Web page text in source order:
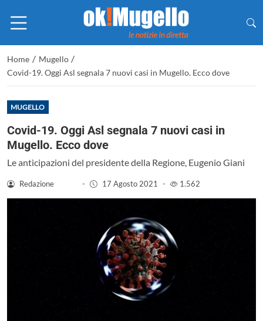
Home / Mugello /
Covid-19. Oggi Asl segnala 7 nuovi casi in Mugello. Ecco dove
MUGELLO
Covid-19. Oggi Asl segnala 7 nuovi casi in
Mugello. Ecco dove
Le anticipazioni del presidente della Regione, Eugenio Giani
Redazione - 17 Agosto 2021 - 1.562